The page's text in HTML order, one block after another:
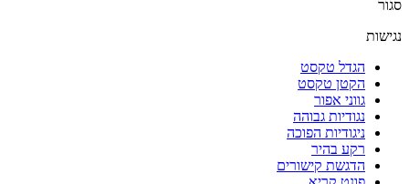
סגור
נגישות
הגדל טקסט
הקטן טקסט
גווני אפור
נגודיות גבוהה
ניגודיות הפוכה
רקע בהיר
הדגשת קישורים